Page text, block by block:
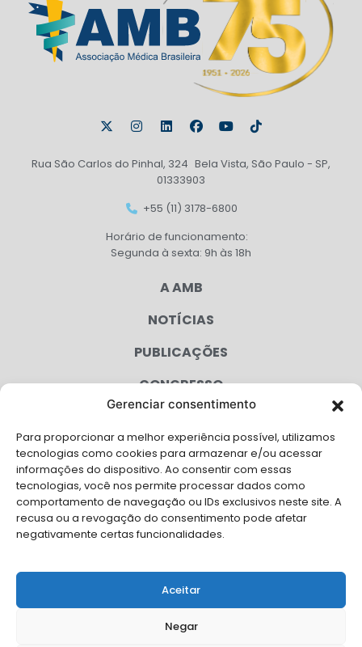
Gerenciar consentimento
Para proporcionar a melhor experiência possível, utilizamos
tecnologias como cookies para armazenar e/ou acessar
informações do dispositivo. Ao consentir com essas
tecnologias, você nos permite processar dados como
comportamento de navegação ou IDs exclusivos neste site. A
recusa ou a revogação do consentimento pode afetar
negativamente certas funcionalidades.
Aceitar
Negar
Rua São Carlos do Pinhal, 324 Bela Vista, São Paulo - SP,
01333903
+55 (11) 3178-6800
Horário de funcionamento:
Segunda à sexta: 9h às 18h
A AMB
NOTÍCIAS
PUBLICAÇÕES
CONGRESSO
CAMPANHAS
SERVIÇOS
FILIADAS
FALE CONOSCO
Solicite Apoio Institucional da AMB para o seu evento